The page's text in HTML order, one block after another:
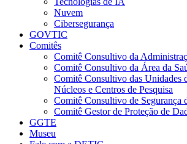
Nuvem
Cibersegurança
GOVTIC
Comitês
Comitê Consultivo da
Comitê Consultivo da Área da
Comitê Consultivo das Unidades
Núcleos e Centros de Pesquisa
Comitê Consultivo de Segurança
Comitê Gestor de Proteção de
GGTE
Museu